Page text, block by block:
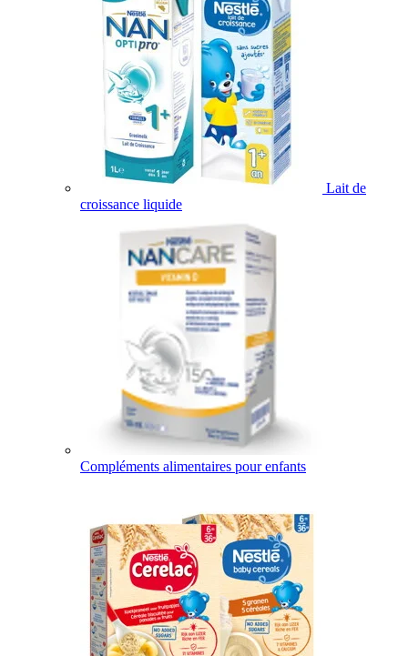
Lait de
croissance liquide
Compléments alimentaires pour enfants